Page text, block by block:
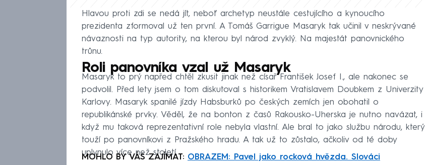
Hlavou proti zdi se nedá jít, neboť archetyp neustále cestujícího a kynoucího
prezidenta zformoval už ten první. A Tomáš Garrigue Masaryk tak učinil v neskrývané
návaznosti na typ autority, na kterou byl národ zvyklý. Na majestát panovnického
trůnu.
Roli panovníka vzal už Masaryk
Masaryk to prý napřed chtěl zkusit jinak než císař František Josef I., ale nakonec se
podvolil. Před lety jsem o tom diskutoval s historikem Vratislavem Doubkem z Univerzity
Karlovy. Masaryk spanilé jízdy Habsburků po českých zemích jen obohatil o
republikánské prvky. Věděl, že na bonton z časů Rakousko-Uherska je nutno navázat, i
když mu taková reprezentativní role nebyla vlastní. Ale bral to jako službu národu, který
touží po panovníkovi z Pražského hradu. A tak už to zůstalo, ačkoliv od té doby
uplynulo více než století.
MOHLO BY VÁS ZAJÍMAT: OBRAZEM: Pavel jako rocková hvězda. Slováci